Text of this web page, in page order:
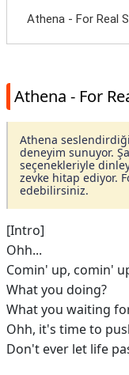
Athena - For Real
Athena - For
Athena
deneyim sunuyor.
seçenekleriyle
zevke hitap ediyor.
edebilirsiniz.
[Intro]
Ohh...
Comin' up, comin'
What you doing?
What you waiting
Ohh, it's time to
Don't ever let life